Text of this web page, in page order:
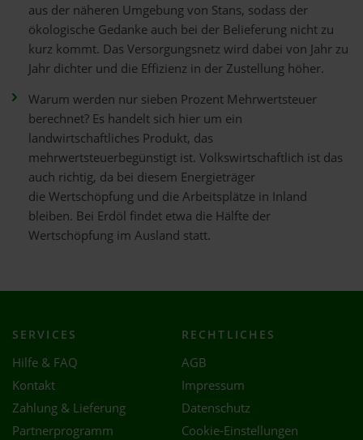
aus der näheren Umgebung von Stans, sodass der
ökologische Gedanke auch bei der Belieferung nicht zu
kurz kommt. Das Versorgungsnetz wird dabei von Jahr zu
Jahr dichter und die Effizienz in der Zustellung höher.
Warum werden nur sieben Prozent Mehrwertsteuer
berechnet? Es handelt sich hier um ein
landwirtschaftliches Produkt, das
mehrwertsteuerbegünstigt ist. Volkswirtschaftlich ist das
auch richtig, da bei diesem Energieträger
die Wertschöpfung und die Arbeitsplätze in Inland
bleiben. Bei Erdöl findet etwa die Hälfte der
Wertschöpfung im Ausland statt.
SERVICES
Hilfe & FAQ
Kontakt
Zahlung & Lieferung
Partnerprogramm
RECHTLICHES
AGB
Impressum
Datenschutz
Cookie-Einstellungen